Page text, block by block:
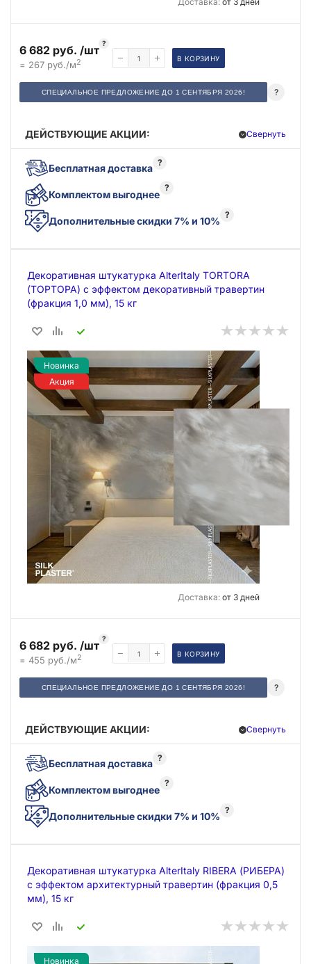
6 682 руб. /шт ?
= 267 руб./м2 В КОРЗИНУ
СПЕЦИАЛЬНОЕ ПРЕДЛОЖЕНИЕ ДО 1 СЕНТЯБРЯ 2026! ?
ДЕЙСТВУЮЩИЕ АКЦИИ: Свернуть
Бесплатная доставка ?
Комплектом выгоднее
?
Дополнительные скидки 7% и 10%
?
Декоративная штукатурка AlterItaly TORTORA
(ТОРТОРА) с эффектом декоративный травертин
(фракция 1,0 мм), 15 кг
Новинка
Акция
Доставка:от 3 дней
6 682 руб. /шт ?
= 455 руб./м2 В КОРЗИНУ
СПЕЦИАЛЬНОЕ ПРЕДЛОЖЕНИЕ ДО 1 СЕНТЯБРЯ 2026! ?
ДЕЙСТВУЮЩИЕ АКЦИИ: Свернуть
Бесплатная доставка ?
Комплектом выгоднее
?
Дополнительные скидки 7% и 10%
?
Декоративная штукатурка AlterItaly RIBERA (РИБЕРА)
с эффектом архитектурный травертин (фракция 0,5
мм), 15 кг
Новинка